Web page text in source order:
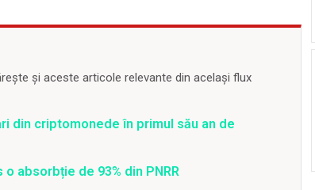
și aceste articole relevante din același flux
din criptomonede în primul său an de
absorbție de 93% din PNRR